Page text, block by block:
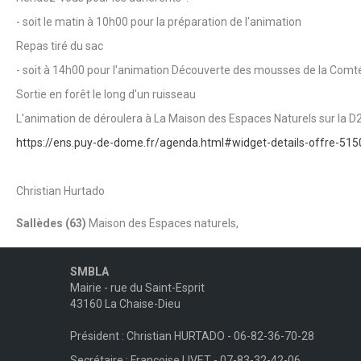
- soit le matin à 10h00 pour la préparation de l'animation
Repas tiré du sac
- soit à 14h00 pour l'animation Découverte des mousses de la
Sortie en forêt le long d'un ruisseau
L'animation de déroulera à La Maison des Espaces Naturels sur la
https://ens.puy-de-dome.fr/agenda.html#widget-details-offre-
Christian Hurtado
Sallèdes (63) Maison des Espaces naturels,
SMBLA
Mairie - rue du Saint-Esprit
43160 La Chaise-Dieu
Président : Christian HURTADO - 06-82-36-70-28